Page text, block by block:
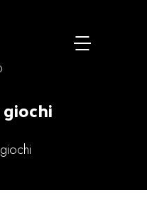
giochi
giochi